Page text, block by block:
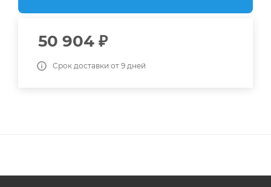
50 904 ₽
Срок доставки от 9 дней